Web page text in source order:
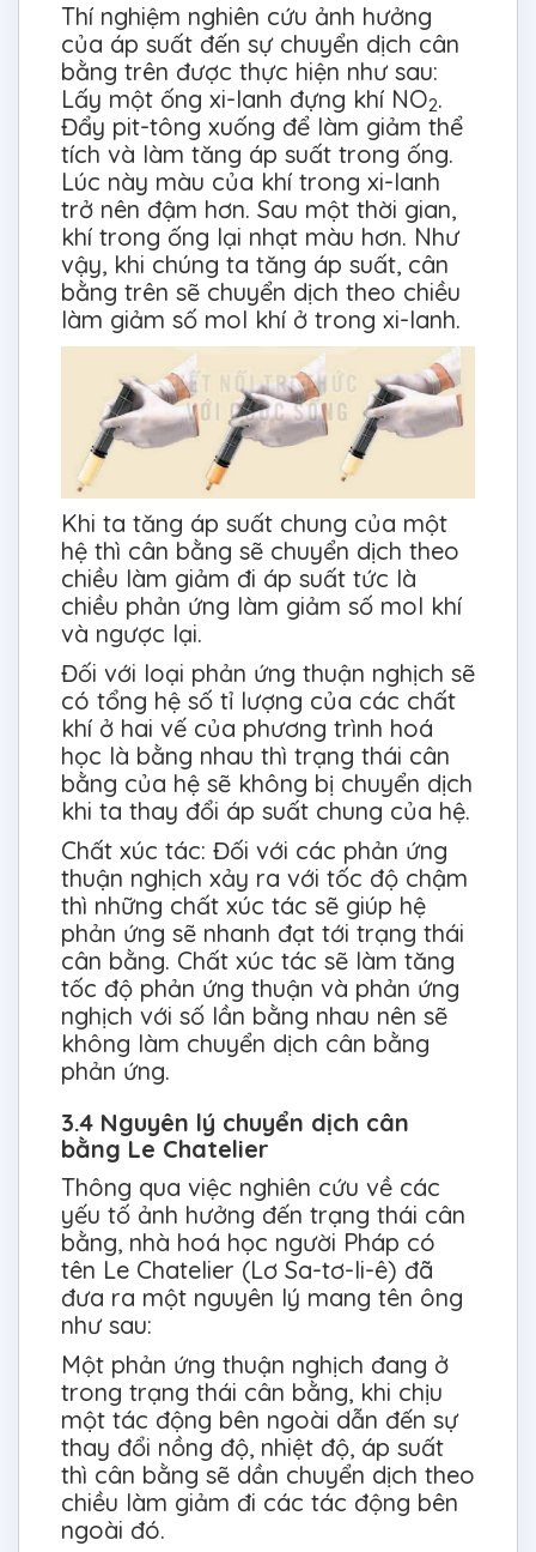
Thí nghiệm nghiên cứu ảnh hưởng
của áp suất đến sự chuyển dịch cân
bằng trên được thực hiện như sau:
Lấy một ống xi-lanh đựng khí NO2.
Đẩy pit-tông xuống để làm giảm thể
tích và làm tăng áp suất trong ống.
Lúc này màu của khí trong xi-lanh
trở nên đậm hơn. Sau một thời gian,
khí trong ống lại nhạt màu hơn. Như
vậy, khi chúng ta tăng áp suất, cân
bằng trên sẽ chuyển dịch theo chiều
làm giảm số mol khí ở trong xi-lanh.
Khi ta tăng áp suất chung của một
hệ thì cân bằng sẽ chuyển dịch theo
chiều làm giảm đi áp suất tức là
chiều phản ứng làm giảm số mol khí
và ngược lại.
Đối với loại phản ứng thuận nghịch sẽ
có tổng hệ số tỉ lượng của các chất
khí ở hai vế của phương trình hoá
học là bằng nhau thì trạng thái cân
bằng của hệ sẽ không bị chuyển dịch
khi ta thay đổi áp suất chung của hệ.
Chất xúc tác: Đối với các phản ứng
thuận nghịch xảy ra với tốc độ chậm
thì những chất xúc tác sẽ giúp hệ
phản ứng sẽ nhanh đạt tới trạng thái
cân bằng. Chất xúc tác sẽ làm tăng
tốc độ phản ứng thuận và phản ứng
nghịch với số lần bằng nhau nên sẽ
không làm chuyển dịch cân bằng
phản ứng.
3.4 Nguyên lý chuyển dịch cân
bằng Le Chatelier
Thông qua việc nghiên cứu về các
yếu tố ảnh hưởng đến trạng thái cân
bằng, nhà hoá học người Pháp có
tên Le Chatelier (Lơ Sa-tơ-li-ê) đã
đưa ra một nguyên lý mang tên ông
như sau:
Một phản ứng thuận nghịch đang ở
trong trạng thái cân bằng, khi chịu
một tác động bên ngoài dẫn đến sự
thay đổi nồng độ, nhiệt độ, áp suất
thì cân bằng sẽ dần chuyển dịch theo
chiều làm giảm đi các tác động bên
ngoài đó.